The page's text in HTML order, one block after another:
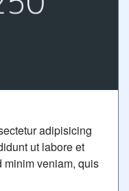
adipisicing
ut labore et
minim veniam, quis